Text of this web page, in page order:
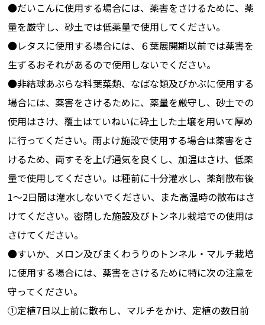
漬物用ﾒﾛﾝ
（露地栽培
（ﾄﾝﾈﾙ･ﾏﾙﾁ栽
培））
-
一年生雑草(ﾂ
ﾕｸｻ科､ｶﾔﾂﾘｸﾞ
ﾗﾅ科を除く)
定
ｽﾞｯｷｰﾆ -
一年生雑草(ﾂ
ﾕｸｻ科､ｶﾔﾂﾘｸﾞ
ﾗﾅ科を除く)
定
しろうり
（露地栽培）
-
一年生雑草(ﾂ
ﾕｸｻ科､ｶﾔﾂﾘｸﾞ
ﾗﾅ科を除く)
定
掘
きゅうり（露
地栽培（直播
栽培））
ﾕｸｻ科､ｶﾔﾂﾘｸﾞ
ｻ科､ｷｸ科､ｱﾌﾞ
ﾗﾅ科を除く)
きゅうり（露
-
一年生雑草(ﾂ
定
●だいこんに使用する場合には、薬害をさけるために、薬
量を厳守し、砂土では低薬量で使用してください。
●レタスに使用する場合には、６葉展開期以前では薬害を
生ずるおそれがあるので使用しないでください。
●非結球あぶらな科葉菜類、なばな類及びかぶに使用する
場合には、薬害をさけるために、薬量を厳守し、砂土での
使用はさけ、覆土はていねいに砕土した土壌を用いて厚め
に行ってください。雨よけ施設で使用する場合は薬害をさ
けるため、両すそを上げ通気を良くし、加温はさけ、低薬
量で使用してください。は種前に十分灌水し、薬剤散布後
1～2日間は灌水しないでください、また高温時の散布はさ
けてください。密閉した施設及びトンネル栽培での使用は
さけてください。
●すいか、メロン及びまくわうりのトンネル・マルチ栽培
に使用する場合には、薬害をさけるために特に次の注意を
守ってください。
①定植7日以上前に散布し、マルチをかけ、定植の数日前